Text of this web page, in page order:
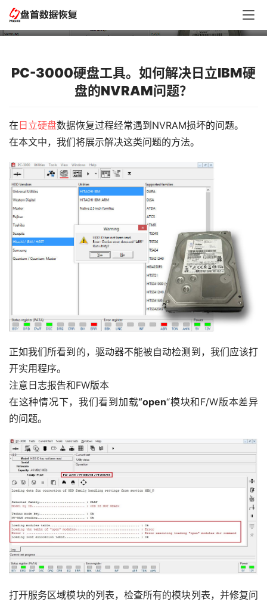
NVRAM问题的数据恢复
PC-3000硬盘工具。如何解决日立IBM硬
盘的NVRAM问题？
在 日立硬盘数据恢复过程经常遇到NVRAM损坏的问题。
在本文中，我们将展示解决这类问题的方法。
正如我们所看到的，驱动器不能被自动检测到，我们应该打
开实用程序。
注意日志报告和FW版本
在这种情况下，我们看到加载“open“模块和F/W版本差异
的问题。
打开服务区域模块的列表，检查所有的模块列表，并修复问